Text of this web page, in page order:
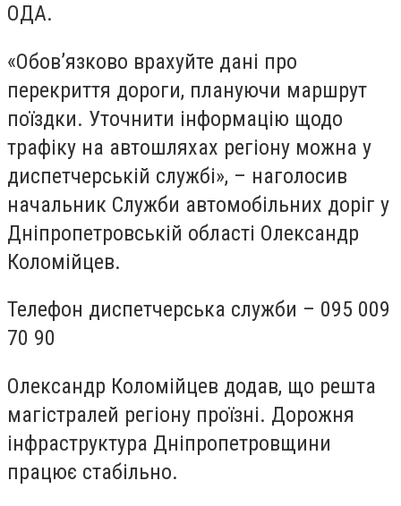
ОДА.
«Обов’язково врахуйте дані про
перекриття дороги, плануючи маршрут
поїздки. Уточнити інформацію щодо
трафіку на автошляхах регіону можна у
диспетчерській службі», – наголосив
начальник Служби автомобільних доріг у
Дніпропетровській області Олександр
Коломійцев.
Телефон диспетчерська служби – 095 009
70 90
Олександр Коломійцев додав, що решта
магістралей регіону проїзні. Дорожня
інфраструктура Дніпропетровщини
працює стабільно.